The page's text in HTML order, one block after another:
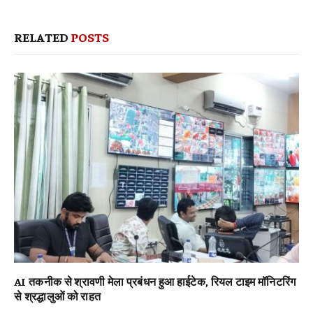
RELATED POSTS
AI तकनीक से श्रावणी मेला प्रबंधन हुआ हाईटेक, रियल टाइम मॉनिटरिंग
से श्रद्धालुओं को राहत